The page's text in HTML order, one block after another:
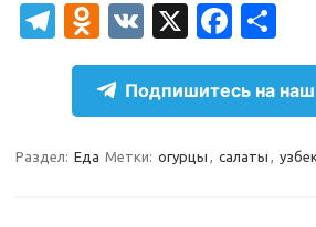
T
el
gr
a
O
d
n
o
kl
V
K
X
Fa
c
e
b
o
т
п
р
а
Подпишитесь на
Раздел: Еда Метки: огурцы , салаты ,